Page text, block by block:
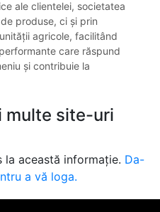
ale clientelei, societatea
produse, ci și prin
agricole, facilitând
care răspund
și contribuie la
multe site-uri
la această informație. Da-
a vă loga.